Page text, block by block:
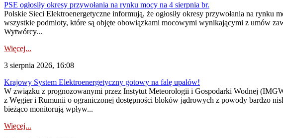
PSE ogłosiły okresy przywołania na rynku mocy na 4 sierpnia br.
Polskie Sieci Elektroenergetyczne informują, że ogłosiły okresy przywołania na
wszystkie podmioty, które są objęte obowiązkami mocowymi wynikającymi z umów
Wytwórcy...
Więcej...
3 sierpnia 2026, 16:08
Krajowy System Elektroenergetyczny gotowy na falę upałów!
W związku z prognozowanymi przez Instytut Meteorologii i Gospodarki Wodnej
z Węgier i Rumunii o ograniczonej dostępności bloków jądrowych z powody bardzo
bieżąco monitorują wpływ...
Więcej...